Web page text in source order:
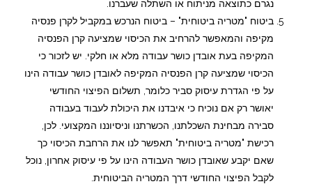
נגרם כתוצאה מניתוח או השתלה שעברנו.
ביטוח "מטריה ביטוחית" – ביטוח הנרכש במקביל לקרן פנסיה
מקיפה והמאפשר להרחיב את הכיסוי שמציעה קרן הפנסיה
המקיפה בעת אובדן כושר עבודה מלא או חלקי. יש לזכור כי
הכיסוי שמציעה קרן הפנסיה המקיפה לאובדן כושר עבודה הינו
על פי הגדרת עיסוק סביר כלומר, תשלום הפיצוי החודשי
יאושר רק אם נוכיח כי איבדנו את היכולת לעבוד בעבודה
סבירה מבחינת השכלתנו, הכשרתנו וניסיוננו המקצועי. לכן,
רכישת "מטריה ביטוחית" תאפשר לנו את הרחבת הכיסוי כך
שאם יקבע שאובדן כושר העבודה הינו על פי עיסוק אחרון, נוכל
לקבל הפיצוי החודשי דרך המטריה הביטוחית.